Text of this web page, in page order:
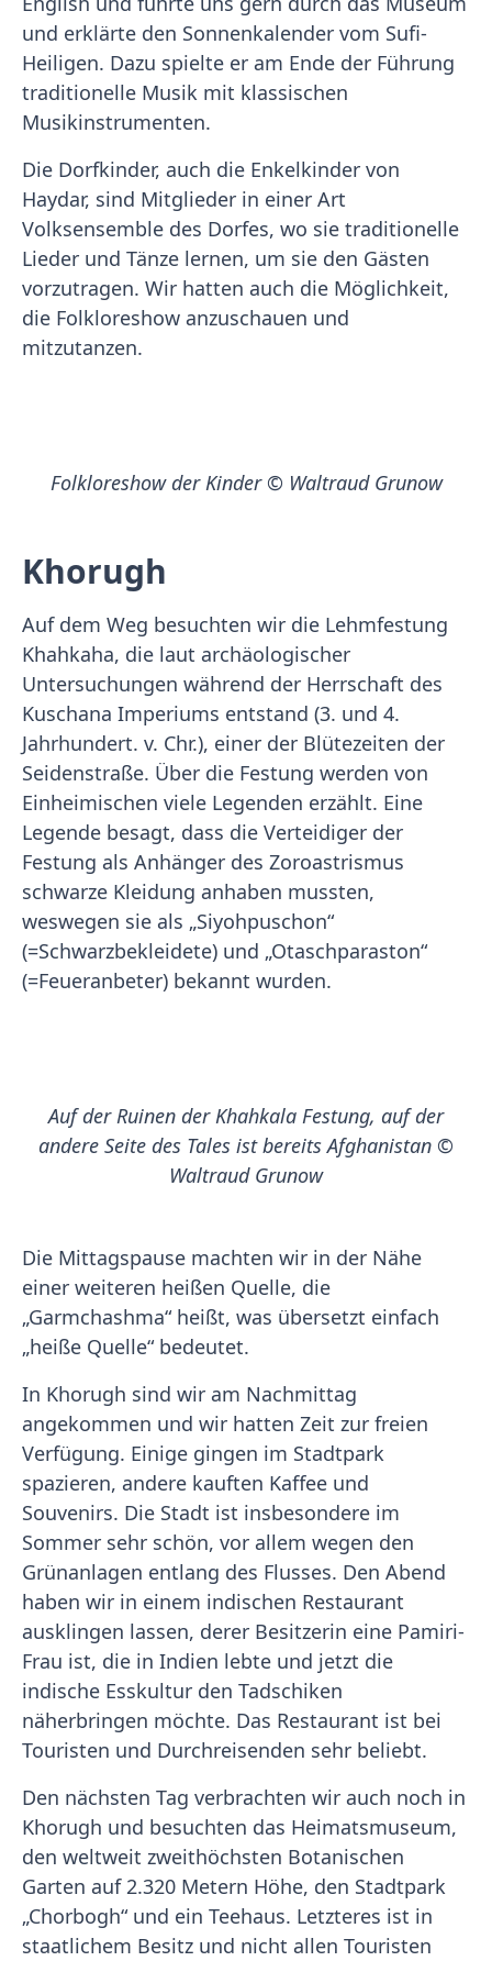
und erklärte den Sonnenkalender vom Sufi-
Heiligen. Dazu spielte er am Ende der Führung
traditionelle Musik mit klassischen
Musikinstrumenten.
Die Dorfkinder, auch die Enkelkinder von
Haydar, sind Mitglieder in einer Art
Volksensemble des Dorfes, wo sie traditionelle
Lieder und Tänze lernen, um sie den Gästen
vorzutragen. Wir hatten auch die Möglichkeit,
die Folkloreshow anzuschauen und
mitzutanzen.
Folkloreshow der Kinder © Waltraud Grunow
Khorugh
Auf dem Weg besuchten wir die Lehmfestung
Khahkaha, die laut archäologischer
Untersuchungen während der Herrschaft des
Kuschana Imperiums entstand (3. und 4.
Jahrhundert. v. Chr.), einer der Blütezeiten der
Seidenstraße. Über die Festung werden von
Einheimischen viele Legenden erzählt. Eine
Legende besagt, dass die Verteidiger der
Festung als Anhänger des Zoroastrismus
schwarze Kleidung anhaben mussten,
weswegen sie als „Siyohpuschon“
(=Schwarzbekleidete) und „Otaschparaston“
(=Feueranbeter) bekannt wurden.
Auf der Ruinen der Khahkala Festung, auf der
andere Seite des Tales ist bereits Afghanistan ©
Waltraud Grunow
Die Mittagspause machten wir in der Nähe
einer weiteren heißen Quelle, die
„Garmchashma“ heißt, was übersetzt einfach
„heiße Quelle“ bedeutet.
In Khorugh sind wir am Nachmittag
angekommen und wir hatten Zeit zur freien
Verfügung. Einige gingen im Stadtpark
spazieren, andere kauften Kaffee und
Souvenirs. Die Stadt ist insbesondere im
Sommer sehr schön, vor allem wegen den
Grünanlagen entlang des Flusses. Den Abend
haben wir in einem indischen Restaurant
ausklingen lassen, derer Besitzerin eine Pamiri-
Frau ist, die in Indien lebte und jetzt die
indische Esskultur den Tadschiken
näherbringen möchte. Das Restaurant ist bei
Touristen und Durchreisenden sehr beliebt.
Den nächsten Tag verbrachten wir auch noch in
Khorugh und besuchten das Heimatsmuseum,
den weltweit zweithöchsten Botanischen
Garten auf 2.320 Metern Höhe, den Stadtpark
„Chorbogh“ und ein Teehaus. Letzteres ist in
staatlichem Besitz und nicht allen Touristen